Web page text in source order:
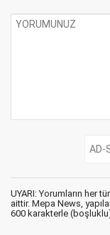
UYARI: Yorumların her
aittir. Mepa News,
600 karakterle (boşluklu)